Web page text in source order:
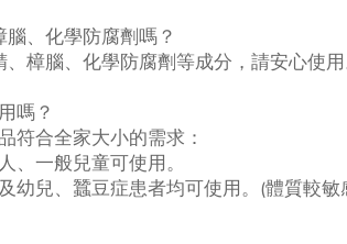
、化學防腐劑嗎？
樟腦、化學防腐劑等成分，請安心使用
嗎？
符合全家大小的需求：
、一般兒童可使用。
幼兒、蠶豆症患者均可使用。(體質較